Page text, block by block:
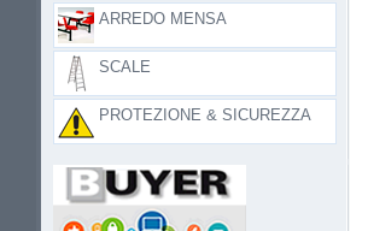
ARREDO MENSA
SCALE
PROTEZIONE & SICUREZZA